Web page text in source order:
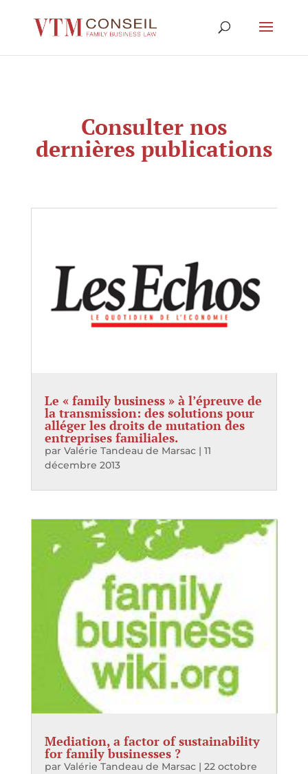
Consulter nos
dernières publications
Le « family business » à l’épreuve de
la transmission: des solutions pour
alléger les droits de mutation des
entreprises familiales.
par Valérie Tandeau de Marsac| 11
décembre 2013
Mediation, a factor of sustainability
for family businesses ?
par Valérie Tandeau de Marsac| 22 octobre